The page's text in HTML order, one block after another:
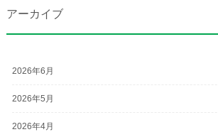
アーカイブ
2026年6月
2026年5月
2026年4月